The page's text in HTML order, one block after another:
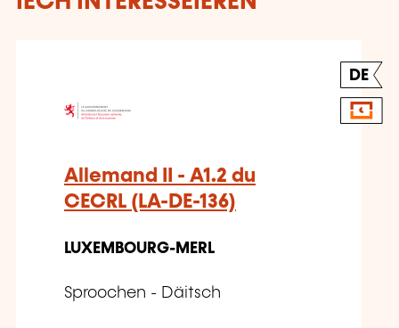
DE
Allemand II - A1.2 du
CECRL (LA-DE-136)
LUXEMBOURG-MERL
Sproochen - Däitsch